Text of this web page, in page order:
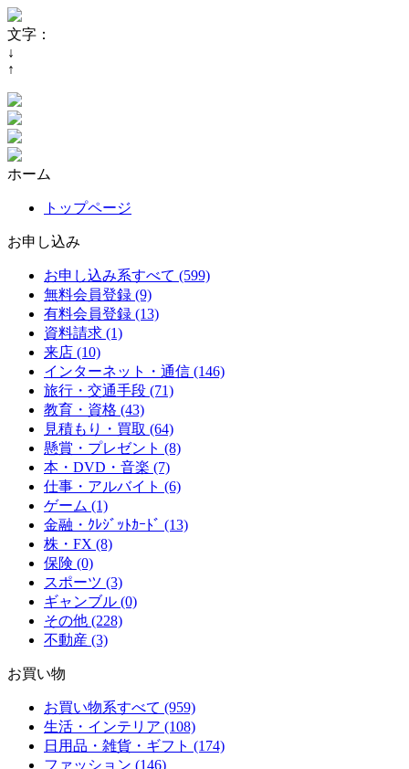
文字：
↓
↑
ホーム
トップページ
お申し込み
お申し込み系すべて (599)
無料会員登録 (9)
有料会員登録 (13)
資料請求 (1)
来店 (10)
インターネット・通信 (146)
旅行・交通手段 (71)
教育・資格 (43)
見積もり・買取 (64)
懸賞・プレゼント (8)
本・DVD・音楽 (7)
仕事・アルバイト (6)
ゲーム (1)
金融・ｸﾚｼﾞｯﾄｶｰﾄﾞ (13)
株・FX (8)
保険 (0)
スポーツ (3)
ギャンブル (0)
その他 (228)
不動産 (3)
お買い物
お買い物系すべて (959)
生活・インテリア (108)
日用品・雑貨・ギフト (174)
ファッション (146)